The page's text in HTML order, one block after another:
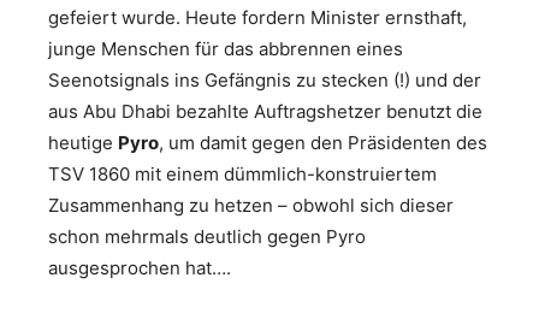
gefeiert wurde. Heute fordern Minister ernsthaft,
junge Menschen für das abbrennen eines
Seenotsignals ins Gefängnis zu stecken (!) und der
aus Abu Dhabi bezahlte Auftragshetzer benutzt die
heutige Pyro, um damit gegen den Präsidenten des
TSV 1860 mit einem dümmlich-konstruiertem
Zusammenhang zu hetzen – obwohl sich dieser
schon mehrmals deutlich gegen Pyro
ausgesprochen hat….